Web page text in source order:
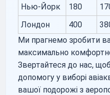
Нью-Йорк
180
Лондон
400
Ми прагнемо зробити
максимально
Звертайтеся до нас,
допомогу у виборі
вашої подорожі з